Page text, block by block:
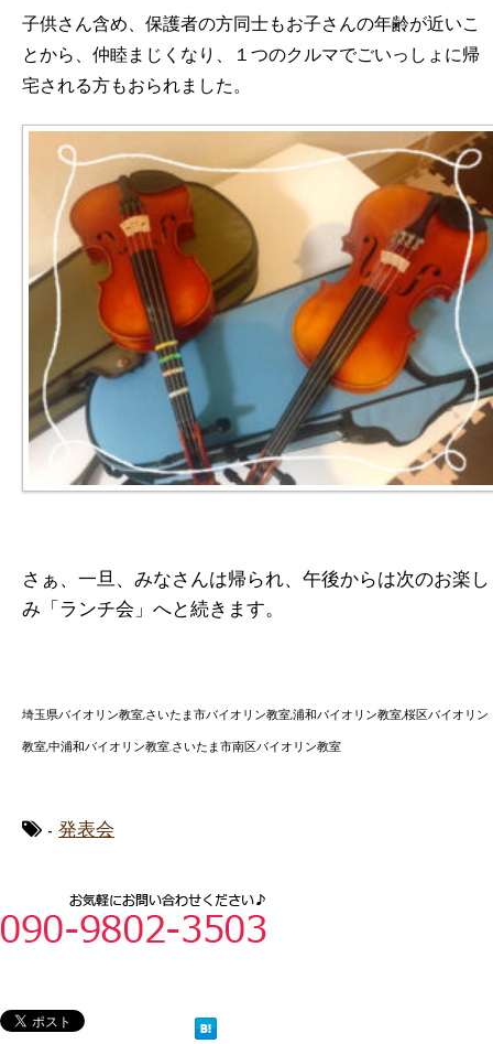
子供さん含め、保護者の方同士もお子さんの年齢が近いこ
とから、仲睦まじくなり、１つのクルマでごいっしょに帰
宅される方もおられました。
さぁ、一旦、みなさんは帰られ、午後からは次のお楽し
み「ランチ会」へと続きます。
埼玉県バイオリン教室,さいたま市バイオリン教室,浦和バイオリン教室,桜区バイオリン
教室,中浦和バイオリン教室.さいたま市南区バイオリン教室
- 発表会